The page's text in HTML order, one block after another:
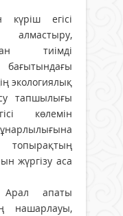
егісі
тиімді
экологиялық
тапшылығы
көлемін
жүргізу аса
Арал апаты
нашарлауы,